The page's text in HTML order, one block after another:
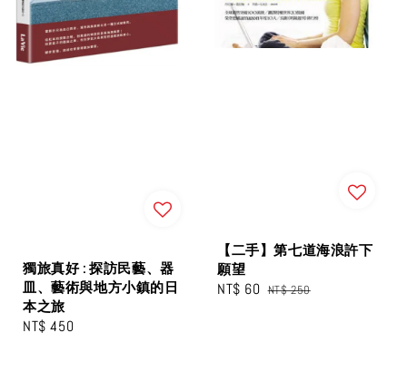
獨旅真好 : 探訪民藝、器
皿、藝術與地方小鎮的日
本之旅
Regular
NT$ 450
【二手】第七道海浪許下
願望
Sale
NT$ 60 Regular
NT$ 250